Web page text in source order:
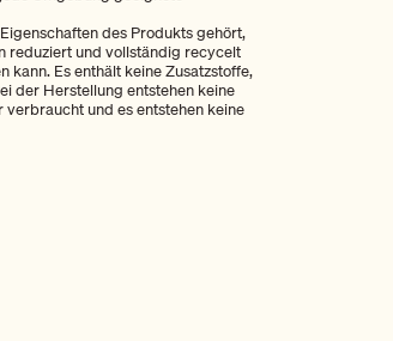
des Produkts gehört,
reduziert und vollständig recycelt
kann. Es enthält keine Zusatzstoffe,
der Herstellung entstehen keine
verbraucht und es entstehen keine